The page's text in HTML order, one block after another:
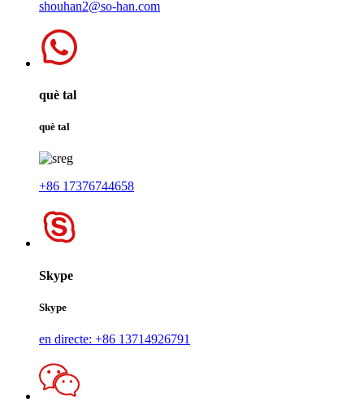
shouhan2@so-han.com
què tal
què tal
+86 17376744658
Skype
Skype
en directe: +86 13714926791